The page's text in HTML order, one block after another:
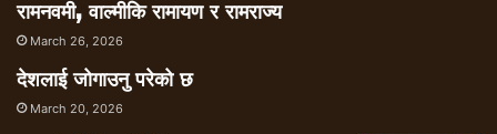
रामनवमी, वाल्मीकि रामायण र रामराज्य
March 26, 2026
देशलाई जोगाउनु परेको छ
March 20, 2026